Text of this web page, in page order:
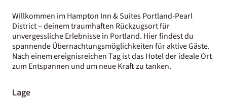
Willkommen im Hampton Inn & Suites Portland-Pearl
District – deinem traumhaften Rückzugsort für
unvergessliche Erlebnisse in Portland. Hier findest du
spannende Übernachtungsmöglichkeiten für aktive Gäste.
Nach einem ereignisreichen Tag ist das Hotel der ideale Ort
zum Entspannen und um neue Kraft zu tanken.
Lage